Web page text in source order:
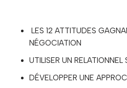
LES 12 ATTITUDES
NÉGOCIATION
UTILISER UN
DÉVELOPPER UNE